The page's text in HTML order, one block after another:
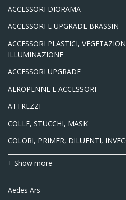
ACCESSORI DIORAMA
ACCESSORI E UPGRADE BRASSIN
ACCESSORI PLASTICI,
ILLUMINAZIONE
ACCESSORI UPGRADE
AEROPENNE E ACCESSORI
ATTREZZI
COLLE, STUCCHI, MASK
COLORI, PRIMER, DILUENTI,
+ Show more
Aedes Ars